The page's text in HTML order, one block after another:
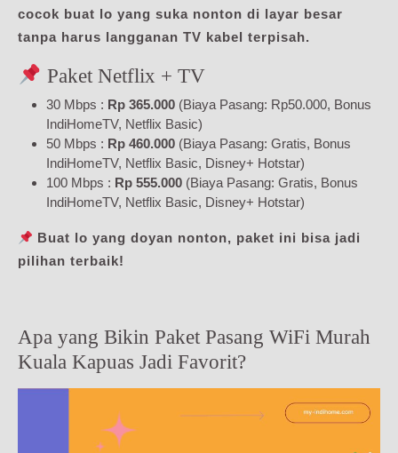
cocok buat lo yang suka nonton di layar besar
tanpa harus langganan TV kabel terpisah.
Paket Netflix + TV
30 Mbps : Rp 365.000 (Biaya Pasang: Rp50.000, Bonus
IndiHomeTV, Netflix Basic)
50 Mbps : Rp 460.000 (Biaya Pasang: Gratis, Bonus
IndiHomeTV, Netflix Basic, Disney+ Hotstar)
100 Mbps : Rp 555.000 (Biaya Pasang: Gratis, Bonus
IndiHomeTV, Netflix Basic, Disney+ Hotstar)
Buat lo yang doyan nonton, paket ini bisa jadi
pilihan terbaik!
Apa yang Bikin Paket Pasang WiFi Murah
Kuala Kapuas Jadi Favorit?